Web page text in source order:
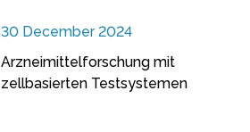
30 December 2024
Arzneimittelforschung mit
zellbasierten Testsystemen